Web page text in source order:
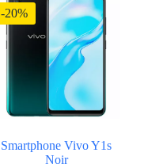
-20%
Smartphone Vivo Y1s
Noir